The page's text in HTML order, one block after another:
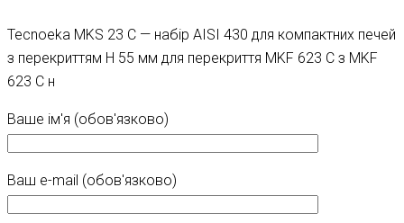
Tecnoeka MKS 23 C — набір AISI 430 для компактних печей
з перекриттям H 55 мм для перекриття MKF 623 C з MKF
623 C н
Ваше ім'я (обов'язково)
Ваш e-mail (обов'язково)